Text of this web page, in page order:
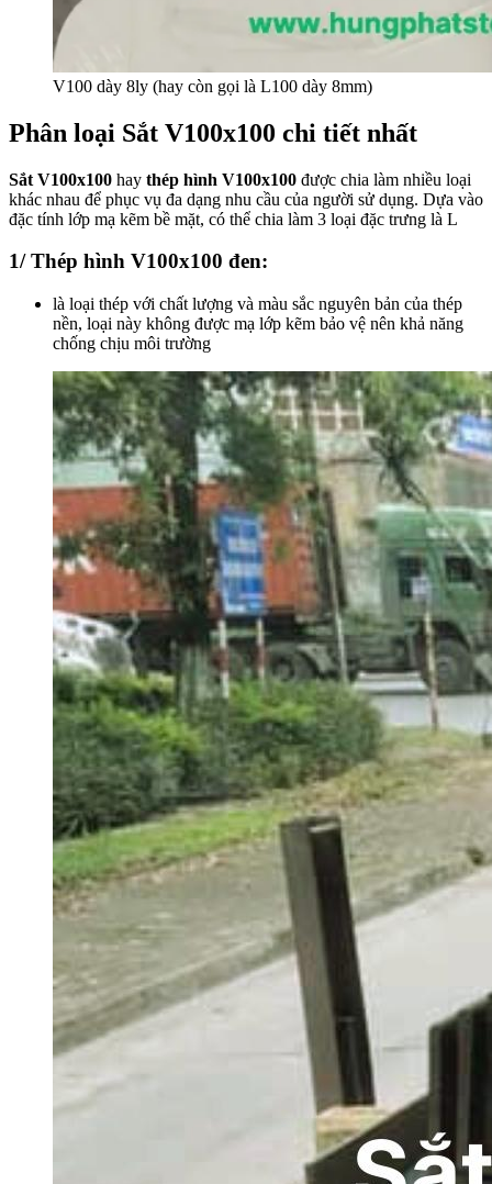
V100 dày 8ly (hay còn gọi là L100 dày 8mm)
Phân loại Sắt V100x100 chi tiết nhất
Sắt V100x100 hay thép hình V100x100 được chia làm nhiều loại
khác nhau để phục vụ đa dạng nhu cầu của người sử dụng. Dựa vào
đặc tính lớp mạ kẽm bề mặt, có thể chia làm 3 loại đặc trưng là L
1/ Thép hình V100x100 đen:
là loại thép với chất lượng và màu sắc nguyên bản của thép
nền, loại này không được mạ lớp kẽm bảo vệ nên khả năng
chống chịu môi trường